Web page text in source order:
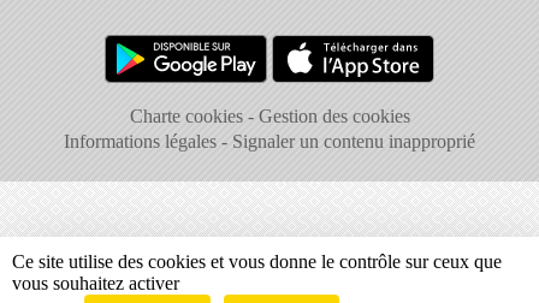
Charte cookies
Gestion des cookies
Informations légales
Signaler un contenu inapproprié
Ce site utilise des cookies et vous donne le contrôle sur ceux que
vous souhaitez activer